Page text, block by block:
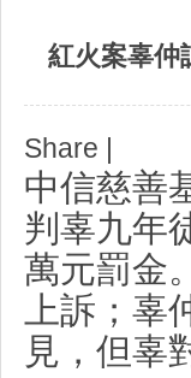
紅火案辜仲
Share |
中信慈善
判辜九年
萬元罰金
上訴；
見，但辜